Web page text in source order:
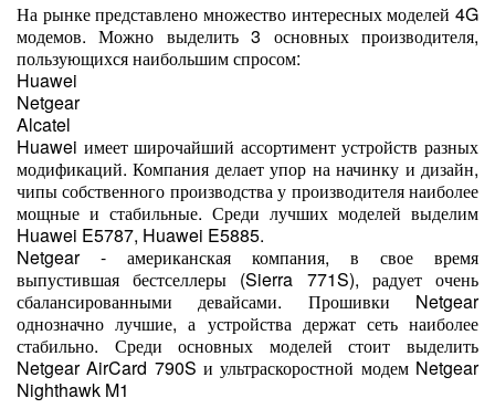
На рынке представлено множество интересных моделей 4G
модемов. Можно выделить 3 основных производителя,
пользующихся наибольшим спросом:
Huawei
Netgear
Alcatel
Huawei имеет широчайший ассортимент устройств разных
модификаций. Компания делает упор на начинку и дизайн,
чипы собственного производства у производителя наиболее
мощные и стабильные. Среди лучших моделей выделим
Huawei E5787, Huawei E5885.
Netgear - американская компания, в свое время
выпустившая бестселлеры (Sierra 771S), радует очень
сбалансированными девайсами. Прошивки Netgear
однозначно лучшие, а устройства держат сеть наиболее
стабильно. Среди основных моделей стоит выделить
Netgear AirCard 790S и ультраскоростной модем Netgear
Nighthawk M1